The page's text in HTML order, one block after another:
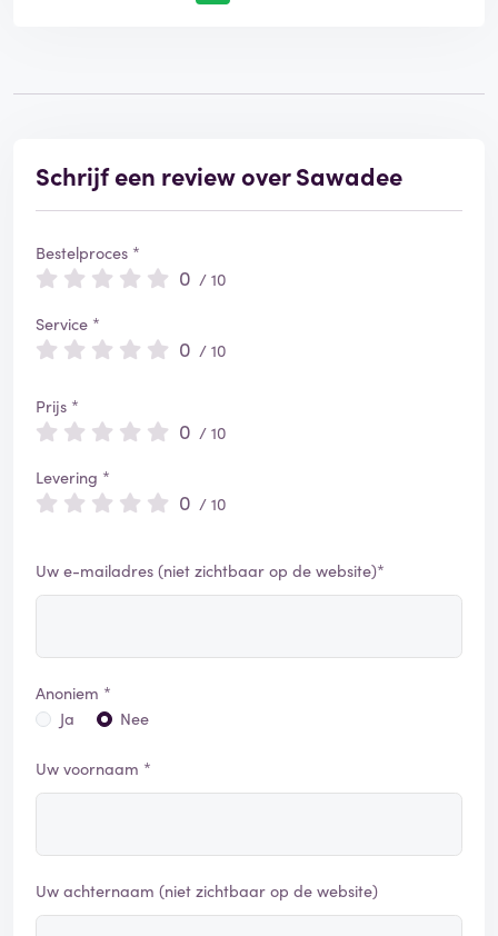
Schrijf een review over Sawadee
Bestelproces *
0 / 10
Service *
0 / 10
Prijs *
0 / 10
Levering *
0 / 10
Uw e-mailadres (niet zichtbaar op de website)*
Anoniem *
Ja
Nee
Uw voornaam *
Uw achternaam (niet zichtbaar op de website)